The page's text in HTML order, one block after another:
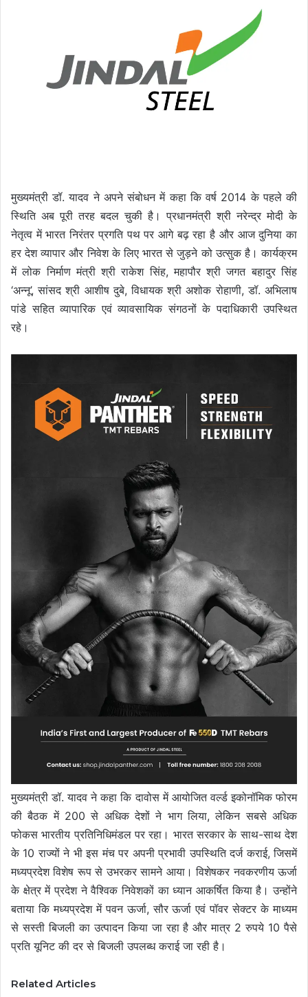
मुख्यमंत्री डॉ. यादव ने अपने संबोधन में कहा कि वर्ष 2014 के पहले की
स्थिति अब पूरी तरह बदल चुकी है। प्रधानमंत्री श्री नरेन्द्र मोदी के
नेतृत्व में भारत निरंतर प्रगति पथ पर आगे बढ़ रहा है और आज दुनिया का
हर देश व्यापार और निवेश के लिए भारत से जुड़ने को उत्सुक है। कार्यक्रम
में लोक निर्माण मंत्री श्री राकेश सिंह, महापौर श्री जगत बहादुर सिंह
‘अन्नू’, सांसद श्री आशीष दुबे, विधायक श्री अशोक रोहाणी, डॉ. अभिलाष
पांडे सहित व्यापारिक एवं व्यावसायिक संगठनों के पदाधिकारी उपस्थित
रहे।
मुख्यमंत्री डॉ. यादव ने कहा कि दावोस में आयोजित वर्ल्ड इकोनॉमिक फोरम
की बैठक में 200 से अधिक देशों ने भाग लिया, लेकिन सबसे अधिक
फोकस भारतीय प्रतिनिधिमंडल पर रहा। भारत सरकार के साथ-साथ देश
के 10 राज्यों ने भी इस मंच पर अपनी प्रभावी उपस्थिति दर्ज कराई, जिसमें
मध्यप्रदेश विशेष रूप से उभरकर सामने आया। विशेषकर नवकरणीय ऊर्जा
के क्षेत्र में प्रदेश ने वैश्विक निवेशकों का ध्यान आकर्षित किया है। उन्होंने
बताया कि मध्यप्रदेश में पवन ऊर्जा, सौर ऊर्जा एवं पॉवर सेक्टर के माध्यम
से सस्ती बिजली का उत्पादन किया जा रहा है और मात्र 2 रुपये 10 पैसे
प्रति यूनिट की दर से बिजली उपलब्ध कराई जा रही है।
Related Articles